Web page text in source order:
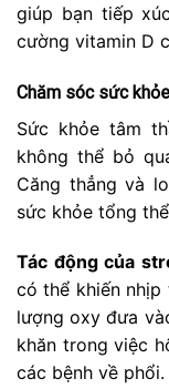
giúp bạn tiếp
cường vitamin D
Chăm sóc sức
Sức khỏe tâm
không thể bỏ
Căng thẳng và
sức khỏe tổng
Tác động của
có thể khiến nhịp
lượng oxy đưa
khăn trong việc
các bệnh về phổi.